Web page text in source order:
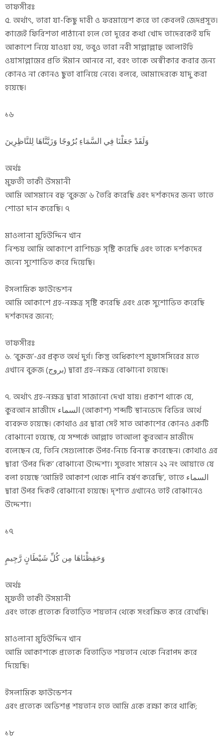
তাফসীরঃ
৫. অর্থাৎ, তারা যা-কিছু দাবী ও ফরমায়েশ করে তা কেবলই জেদপ্রসূত।
কাজেই ফিরিশতা পাঠানো হলে তো দূরের কথা খোদ তাদেরকেই যদি
আকাশে নিয়ে যাওয়া হয়, তবুও তারা নবী সাল্লাল্লাহু আলাইহি
ওয়াসাল্লামের প্রতি ঈমান আনবে না, বরং তাকে অস্বীকার করার জন্য
কোনও না কোনও ছুতা বানিয়ে নেবে। বলবে, আমাদেরকে যাদু করা
হয়েছে।
১৬
وَلَقَدْ جَعَلْنَا فِي السَّمَاءِ بُرُوجًا وَزَيَّنَّاهَا لِلنَّاظِرِينَ
অর্থঃ
মুফতী তাকী উসমানী
আমি আসমানে বহু ‘বুরূজ’ ৬ তৈরি করেছি এবং দর্শকদের জন্য তাতে
শোভা দান করেছি। ৭
মাওলানা মুহিউদ্দিন খান
নিশ্চয় আমি আকাশে রাশিচক্র সৃষ্টি করেছি এবং তাকে দর্শকদের
জন্যে সুশোভিত করে দিয়েছি।
ইসলামিক ফাউন্ডেশন
আমি আকাশে গ্রহ-নক্ষত্র সৃষ্টি করেছি এবং একে সুশোভিত করেছি
দর্শকদের জন্যে;
তাফসীরঃ
৬. ‘বুরূজ’-এর প্রকৃত অর্থ দুর্গ। কিন্তু অধিকাংশ মুফাসসিরের মতে
এখানে বুরূজ (بروج) দ্বারা গ্রহ-নক্ষত্র বোঝানো হয়েছে।
৭. অর্থাৎ গ্রহ-নক্ষত্র দ্বারা সাজানো দেখা যায়। প্রকাশ থাকে যে,
কুরআন মাজীদে السماء (আকাশ) শব্দটি স্থানভেদে বিভিন্ন অর্থে
ব্যবহৃত হয়েছে। কোথাও এর দ্বারা সেই সাত আকাশের কোনও একটি
বোঝানো হয়েছে, যে সম্পর্কে আল্লাহ তাআলা কুরআন মাজীদে
বলেছেন যে, তিনি সেগুলোকে উপর-নিচে বিন্যস্ত করেছেন। কোথাও এর
দ্বারা ‘উপর দিক’ বোঝানো উদ্দেশ্য। সুতরাং সামনে ২২ নং আয়াতে যে
বলা হয়েছে ‘আমিই আকাশ থেকে পানি বর্ষণ করেছি’, তাতে السماء
দ্বারা উপর দিকই বোঝানো হয়েছে। দৃশ্যত এখানেও তাই বোঝানেও
উদ্দেশ্য।
১৭
وَحَفِظْنَاهَا مِن كُلِّ شَيْطَانٍ رَّجِيمٍ
অর্থঃ
মুফতী তাকী উসমানী
এবং তাকে প্রত্যেক বিতাড়িত শয়তান থেকে সংরক্ষিত করে রেখেছি।
মাওলানা মুহিউদ্দিন খান
আমি আকাশকে প্রত্যেক বিতাড়িত শয়তান থেকে নিরাপদ করে
দিয়েছি।
ইসলামিক ফাউন্ডেশন
এবং প্রত্যেক অভিশপ্ত শয়তান হতে আমি একে রক্ষা করে থাকি;
১৮